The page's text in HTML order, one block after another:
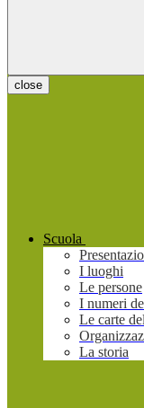
close
Scuola
I luoghi
Le persone
I numeri
Le carte
La storia